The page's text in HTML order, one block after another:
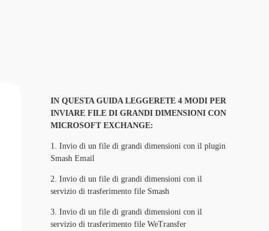
IN QUESTA GUIDA LEGGERETE 4 MODI PER
INVIARE FILE DI GRANDI DIMENSIONI CON
MICROSOFT EXCHANGE:
1. Invio di un file di grandi dimensioni con il plugin
Smash Email
2. Invio di un file di grandi dimensioni con il
servizio di trasferimento file Smash
3. Invio di un file di grandi dimensioni con il
servizio di trasferimento file WeTransfer